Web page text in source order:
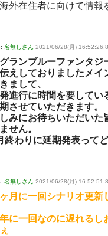
外在住者に向けて情報
名無しさん 2021/06/28(月)
グランブルーファンタ
えしておりましたメイ
まして、
進行に時間を要してい
させていただきます。
みにお待ちいただいた
せん。
終わりに延期発表って
名無しさん 2021/06/28(月)
月に一回シナリオ更
に一回なのに遅れるし